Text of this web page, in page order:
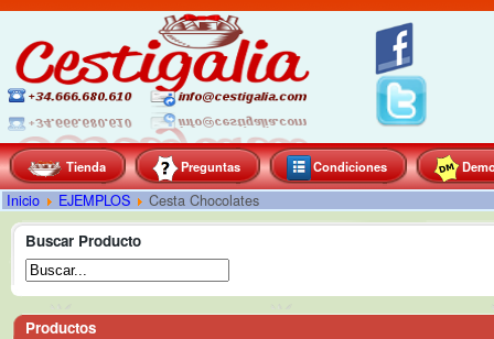
Tienda Preguntas Condiciones
Inicio EJEMPLOS
Cesta Chocolates
Buscar Producto
Productos